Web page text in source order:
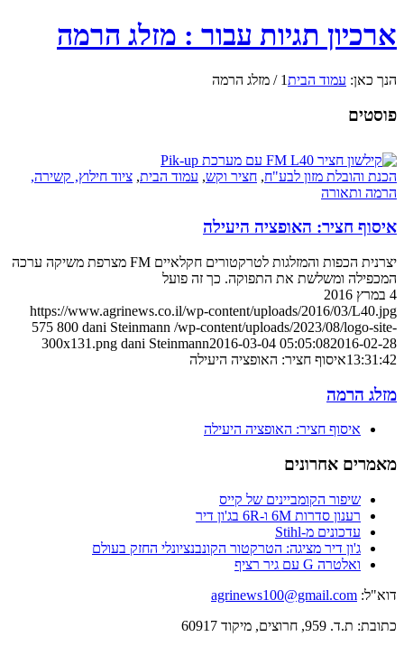
ארכיון תגיות עבור : מזלג הרמה
הנך כאן: עמוד הבית1
/ מזלג הרמה
פוסטים
הכנת והובלת מזון לבע"ח, חציר וקש, עמוד הבית, ציוד חילוץ, קשירה,
הרמה ותאורה
איסוף חציר: האופציה היעילה
יצרנית הכפות והמזלגות לטרקטורים חקלאיים FM מצרפת משיקה ערכה
המכפילה ומשלשת את התפוקה. כך זה פועל
4 במרץ 2016
https://www.agrinews.co.il/wp-content/uploads/2016/03/L40.jpg
575 800 dani Steinmann /wp-content/uploads/2023/08/logo-site-
300x131.png dani Steinmann2016-03-04 05:05:082016-02-28
13:31:42איסוף חציר: האופציה היעילה
מזלג הרמה
איסוף חציר: האופציה היעילה
מאמרים אחרונים
שיפור הקומביינים של קייס
רענון סדרות 6M ו-6R בג'ון דיר
עדכונים מ-Stihl
ג'ון דיר מציגה: הטרקטור הקונבנציונלי החזק בעולם
ואלטרה G עם גיר רציף
דוא"ל: agrinews100@gmail.com
כתובת: ת.ד. 959, חרוצים, מיקוד 60917